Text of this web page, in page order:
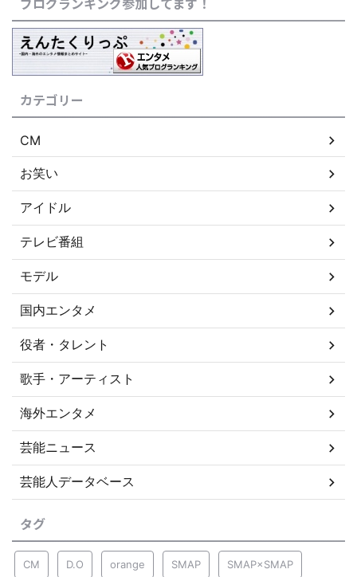
カテゴリー
CM
お笑い
アイドル
テレビ番組
モデル
国内エンタメ
役者・タレント
歌手・アーティスト
海外エンタメ
芸能ニュース
芸能人データベース
タグ
CM D.O orange SMAP SMAP×SMAP